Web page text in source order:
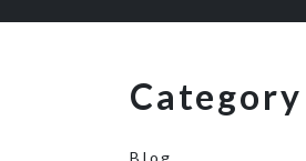
Category
Blog